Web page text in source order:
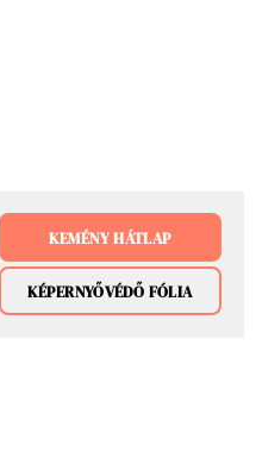
KEMÉNY HÁTLAP
KÉPERNYŐVÉDŐ FÓLIA